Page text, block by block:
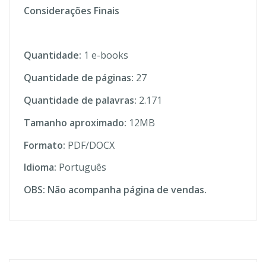
Considerações Finais
Quantidade: 1 e-books
Quantidade de páginas: 27
Quantidade de palavras: 2.171
Tamanho aproximado: 12MB
Formato: PDF/DOCX
Idioma: Português
OBS: Não acompanha página de vendas.